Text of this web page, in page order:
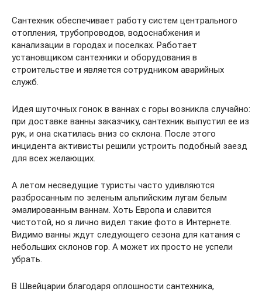
Сантехник обеспечивает работу систем центрального
отопления, трубопроводов, водоснабжения и
канализации в городах и поселках. Работает
установщиком сантехники и оборудования в
строительстве и является сотрудником аварийных
служб.
Идея шуточных гонок в ваннах с горы возникла случайно:
при доставке ванны заказчику, сантехник выпустил ее из
рук, и она скатилась вниз со склона. После этого
инцидента активисты решили устроить подобный заезд
для всех желающих.
А летом несведущие туристы часто удивляются
разбросанным по зеленым альпийским лугам белым
эмалированным ваннам. Хоть Европа и славится
чистотой, но я лично видел такие фото в Интернете.
Видимо ванны ждут следующего сезона для катания с
небольших склонов гор. А может их просто не успели
убрать.
В Швейцарии благодаря оплошности сантехника,